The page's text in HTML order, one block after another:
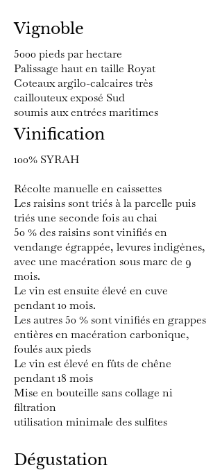
Vignoble
5000 pieds par hectare
Palissage haut en taille Royat
Coteaux argilo-calcaires très
caillouteux exposé Sud
soumis aux entrées maritimes
Vinification
100% SYRAH
Récolte manuelle en caissettes
Les raisins sont triés à la parcelle puis
triés une seconde fois au chai
50 % des raisins sont vinifiés en
vendange égrappée, levures indigènes,
avec une macération sous marc de 9
mois.
Le vin est ensuite élevé en cuve
pendant 10 mois.
Les autres 50 % sont vinifiés en grappes
entières en macération carbonique,
foulés aux pieds
Le vin est élevé en fûts de chêne
pendant 18 mois
Mise en bouteille sans collage ni
filtration
utilisation minimale des sulfites
Dégustation